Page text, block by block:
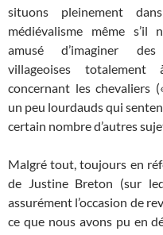
situons pleinement
médiévalisme même s’il
amusé d’imaginer des
villageoises totalement
concernant les chevaliers
un peu lourdauds qui
certain nombre d’autres
Malgré tout, toujours en
de Justine Breton (sur
assurément l’occasion de
ce que nous avons pu en